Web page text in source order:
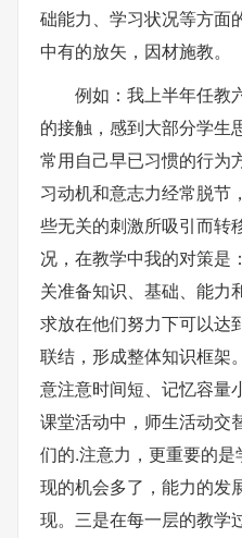
础能力、学习状况等方面
中有的放矢，因材施教。
例如：我上半年任教
的接触，感到大部分学生
常用自己早已习惯的行为
习动机和意志力经常脱节
些无关的刺激所吸引而转
况，在教学中我的对策是
关准备知识、基础、能力
求放在他们努力下可以达
联结，形成整体知识框架
意注意时间短、记忆容量
课堂活动中，师生活动交
们的.注意力，更重要的
现的机会多了，能力的发
现。三是在每一层的教学